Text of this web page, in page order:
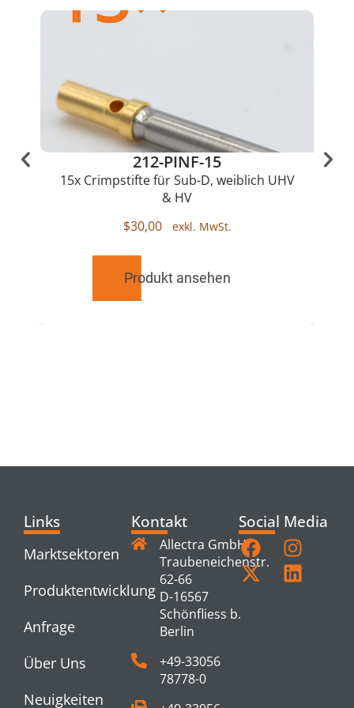
212-PINF-15
15x Crimpstifte für Sub-D, weiblich UHV
& HV
$30,00
Produkt ansehen
Links
Marktsektoren
Produktentwicklung
Anfrage
Über Uns
Neuigkeiten
Kontakt
Allectra GmbH
Traubeneichenstr.
62-66
D-16567
Schönfliess b.
Berlin
+49-33056
78778-0
Social Media